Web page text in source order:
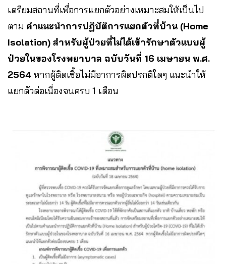
เตรียมสถานที่เพื่อการแยกตัวอย่างเหมาะสมให้เป็นไป
ตาม คำแนะนำการปฏิบัติการแยกตัวที่บ้าน (Home
Isolation) สำหรับผู้ป่วยที่ไม่ได้เข้ารักษาตัวแบบผู้
ป่วยในของโรงพยาบาล ฉบับวันที่ 16 เมษายน พ.ศ.
2564 หากผู้ติดเชื้อไม่มีอาการผิดปรกติใดๆ แนะนำให้
แยกตัวต่อเนื่องจนครบ 1 เดือน